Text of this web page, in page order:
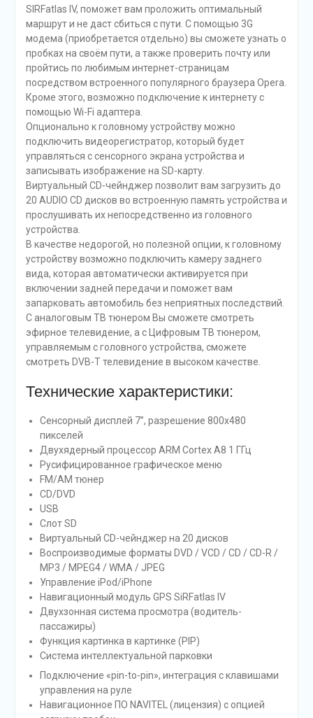
SIRFatlas IV, поможет вам проложить оптимальный
маршрут и не даст сбиться с пути. С помощью 3G
модема (приобретается отдельно) вы сможете узнать о
пробках на своём пути, а также проверить почту или
пройтись по любимым интернет-страницам
посредством встроенного популярного браузера Opera.
Кроме этого, возможно подключение к интернету с
помощью Wi-Fi адаптера.
Опционально к головному устройству можно
подключить видеорегистратор, который будет
управляться с сенсорного экрана устройства и
записывать изображение на SD-карту.
Виртуальный CD-чейнджер позволит вам загрузить до
20 AUDIO CD дисков во встроенную память устройства и
прослушивать их непосредственно из головного
устройства.
В качестве недорогой, но полезной опции, к головному
устройству возможно подключить камеру заднего
вида, которая автоматически активируется при
включении задней передачи и поможет вам
запарковать автомобиль без неприятных последствий.
С аналоговым ТВ тюнером Вы сможете смотреть
эфирное телевидение, а с Цифровым ТВ тюнером,
управляемым с головного устройства, сможете
смотреть DVB-T телевидение в высоком качестве.
Технические характеристики:
Сенсорный дисплей 7”, разрешение 800х480
пикселей
Двухядерный процессор ARM Cortex A8 1 ГГц
Русифицированное графическое меню
FM/AM тюнер
CD/DVD
USB
Слот SD
Виртуальный CD-чейнджер на 20 дисков
Воспроизводимые форматы DVD / VCD / CD / CD-R /
MP3 / MPEG4 / WMA / JPEG
Управление iPod/iPhone
Навигационный модуль GPS SiRFatlas IV
Двухзонная система просмотра (водитель-
пассажиры)
Функция картинка в картинке (PIP)
Система интеллектуальной парковки
Подключение «pin-to-pin», интеграция с клавишами
управления на руле
Навигационное ПО NAVITEL (лицензия) с опцией